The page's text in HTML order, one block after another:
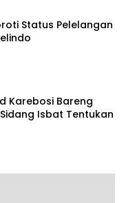
Status Pelelangan
Karebosi Bareng
Isbat Tentukan